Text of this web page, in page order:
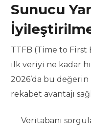
Sunucu
TTFB (Time to
ilk veriyi ne kadar
2026’da bu değerin
rekabet avantajı
Veritabanı